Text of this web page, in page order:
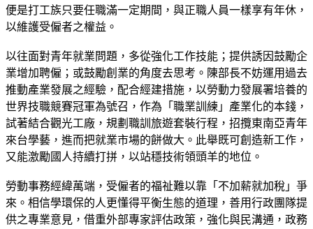
便是打工族只要任職滿一定期間，與正職人員一樣享有年休，
以維護受僱者之權益。
以往面對青年就業問題，多從強化工作技能；提供誘因鼓勵企
業增加聘僱；或鼓勵創業的角度去思考。陳部長不妨運用過去
推動產業發展之經驗，配合經建措施，以勞動力發展署培養的
世界技職競賽冠軍為號召，作為「職業訓練」產業化的本錢，
試著結合觀光工廠，規劃職訓旅遊套裝行程，招攬東南亞青年
來台學藝，進而把就業市場的餅做大。此舉既可創造新工作，
又能激勵國人持續打拼，以站穩技術領頭羊的地位。
勞動事務經緯萬端，受僱者的福祉難以靠「不加薪就加稅」爭
來。相信學環保的人更懂得平衡生態的道理，善用行政團隊提
供之專業意見，借重外部專家評估政策，強化與民溝通，政務